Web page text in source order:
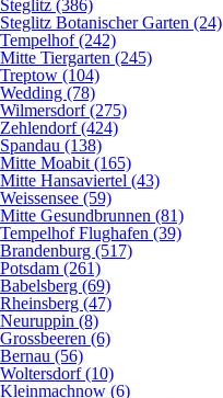
Steglitz (386)
Steglitz Botanischer Garten (24)
Tempelhof (242)
Mitte Tiergarten (245)
Treptow (104)
Wedding (78)
Wilmersdorf (275)
Zehlendorf (424)
Spandau (138)
Mitte Moabit (165)
Mitte Hansaviertel (43)
Weissensee (59)
Mitte Gesundbrunnen (81)
Tempelhof Flughafen (39)
Brandenburg (517)
Potsdam (261)
Babelsberg (69)
Rheinsberg (47)
Neuruppin (8)
Grossbeeren (6)
Bernau (56)
Woltersdorf (10)
Kleinmachnow (6)